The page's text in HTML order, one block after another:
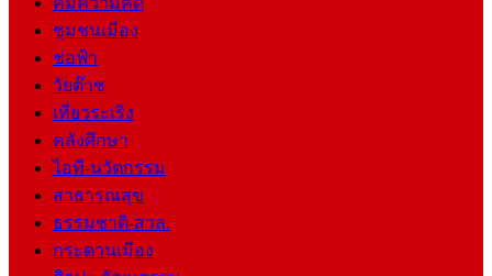
ชุมชนเมือง
ช่อฟ้า
วัยต๊าช
เที่ยวระเริง
คลังศึกษา
ไอที-นวัตกรรม
สาธารณสุข
ธรรมชาติ-สวล.
กระดานเมือง